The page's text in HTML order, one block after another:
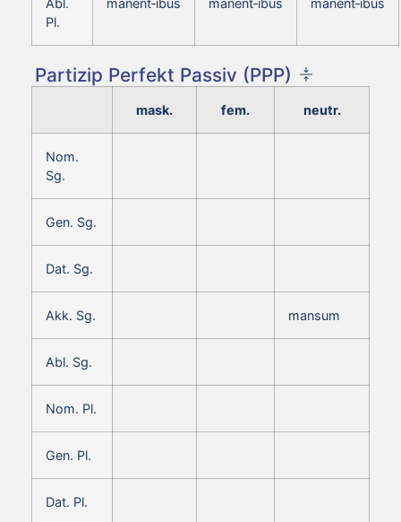
Pl.
Partizip Perfekt Passiv (PPP)
mask. fem. neutr.
Nom.
Sg.
Gen. Sg.
Dat. Sg.
Akk. Sg. mansum
Abl. Sg.
Nom. Pl.
Gen. Pl.
Dat. Pl.